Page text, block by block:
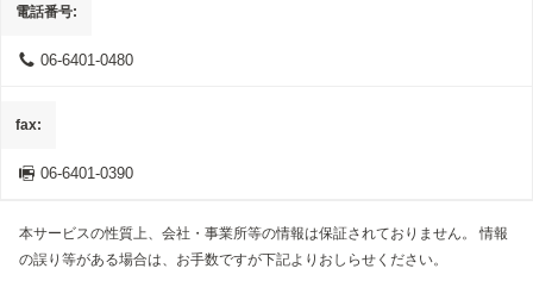
電話番号
06-6401-0480
fax
06-6401-0390
本サービスの性質上、会社・事業所等の情報は保証されておりません。 情報
の誤り等がある場合は、お手数ですが下記よりおしらせください。